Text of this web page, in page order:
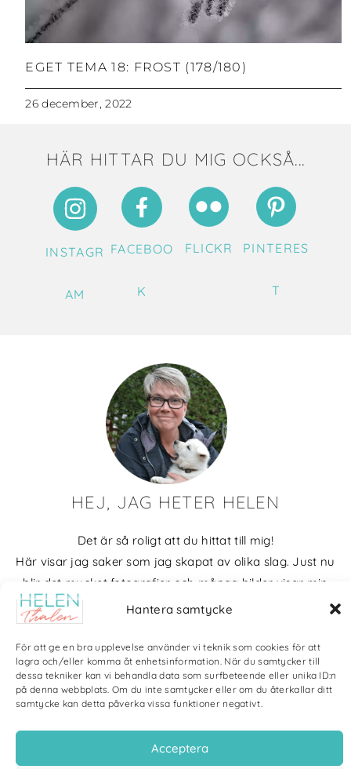
Hantera samtycke
För att ge en bra upplevelse använder vi teknik som cookies för att
lagra och/eller komma åt enhetsinformation. När du samtycker till
dessa tekniker kan vi behandla data som surfbeteende eller unika ID:n
på denna webbplats. Om du inte samtycker eller om du återkallar ditt
samtycke kan detta påverka vissa funktioner negativt.
Acceptera
EGET TEMA 18: FROST (178/180)
26 december, 2022
HÄR HITTAR DU MIG OCKSÅ...
INSTAGR
AM
FACEBOO
K
FLICKR PINTERES
T
HEJ, JAG HETER HELEN
Det är så roligt att du hittat till mig!
Här visar jag saker som jag skapat av olika slag. Just nu
blir det mycket fotografier och många bilder visar min
kärlek till naturen och min vackra hund. Men också lite
annat pyssel och kreativt som jag ägnar mig åt.
Bloggarkiv
Copyright Helen Thalen 2026 – All rights reserved. |